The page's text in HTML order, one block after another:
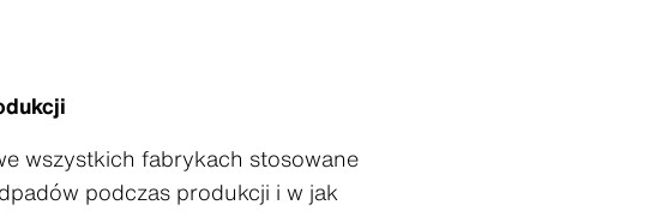
wszystkich fabrykach stosowane
podczas produkcji i w jak